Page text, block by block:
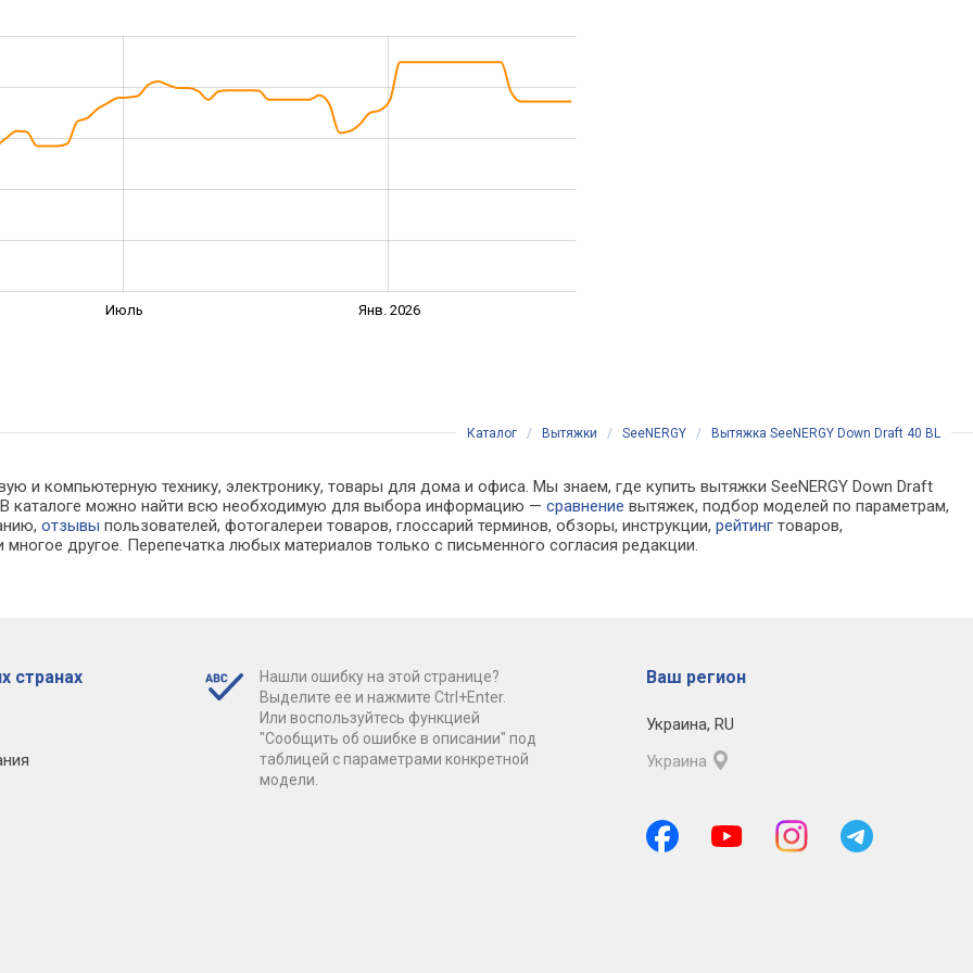
Июль Янв. 2026
Каталог / Вытяжки / SeeNERGY / Вытяжка SeeNERGY Down Draft 40 BL
и компьютерную технику, электронику, товары для дома и офиса. Мы знаем, где купить вытяжки SeeNERGY Down Draft
В каталоге можно найти всю необходимую для выбора информацию —сравнение вытяжек, подбор моделей по параметрам,
отзывы пользователей, фотогалереи товаров, глоссарий терминов, обзоры, инструкции,рейтинг товаров,
многое другое. Перепечатка любых материалов только с письменного согласия редакции.
странах
Нашли ошибку на этой странице?
Выделите ее и нажмите Ctrl+Enter.
Или воспользуйтесь функцией
"Сообщить об ошибке в описании" под
таблицей с параметрами конкретной
модели.
Ваш регион
Украина, RU
Украина